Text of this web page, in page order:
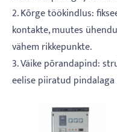
2. Kõrge töökindlus:
kontakte, muutes
vähem rikkepunkte.
3. Väike põrandapind:
eelise piiratud